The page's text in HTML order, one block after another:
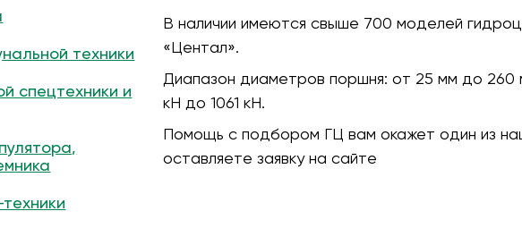
техники
спецтехники и
В наличии имеются свыше 700 моделей
«Центал».
Диапазон диаметров поршня: от 25 мм до 260
кH до 1061 кН.
Помощь с подбором ГЦ вам окажет один из
оставляете заявку на сайте